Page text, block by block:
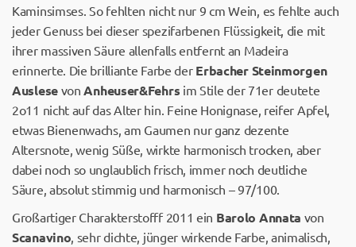
Kaminsimses. So fehlten nicht nur 9 cm Wein, es fehlte auch
jeder Genuss bei dieser spezifarbenen Flüssigkeit, die mit
ihrer massiven Säure allenfalls entfernt an Madeira
erinnerte. Die brilliante Farbe der Erbacher Steinmorgen
AuslesevonAnheuser&Fehrs im Stile der 71er deutete
2o11 nicht auf das Alter hin. Feine Honignase, reifer Apfel,
etwas Bienenwachs, am Gaumen nur ganz dezente
Altersnote, wenig Süße, wirkte harmonisch trocken, aber
dabei noch so unglaublich frisch, immer noch deutliche
Säure, absolut stimmig und harmonisch – 97/100.
Großartiger Charakterstofff 2011 ein Barolo Annata von
Scanavino, sehr dichte, jünger wirkende Farbe, animalisch,